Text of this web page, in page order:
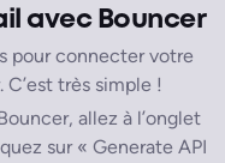
avec Bouncer
pour connecter votre
très simple !
allez à l’onglet
sur « Generate API